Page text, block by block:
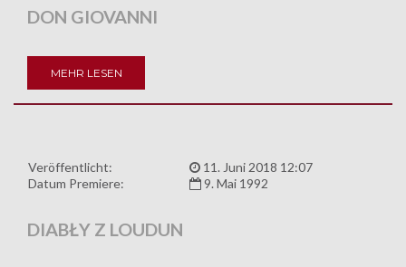
DON GIOVANNI
MEHR LESEN
Veröffentlicht:
11. Juni 2018 12:07
Datum Premiere:
9. Mai 1992
DIABŁY Z LOUDUN